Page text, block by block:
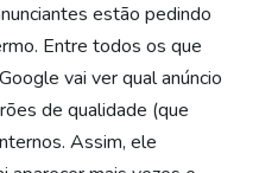
estão pedindo
Entre todos os que
vai ver qual anúncio
de qualidade (que
Assim, ele